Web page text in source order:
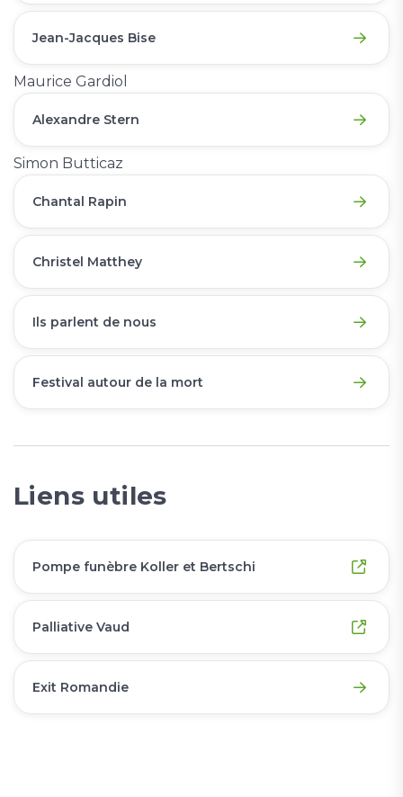
Jean-Jacques Bise
Maurice Gardiol
Alexandre Stern
Simon Butticaz
Chantal Rapin
Christel Matthey
Ils parlent de nous
Festival autour de la mort
Liens utiles
Pompe funèbre Koller et Bertschi
Palliative Vaud
Exit Romandie